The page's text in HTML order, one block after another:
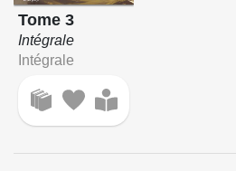
Tome 3
Intégrale
Intégrale